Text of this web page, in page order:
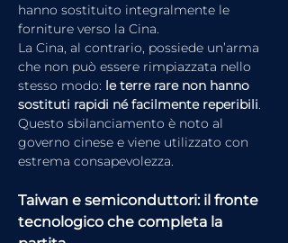
hanno sostituito integralmente le
forniture verso la Cina.
La Cina, al contrario, possiede un’arma
che non può essere rimpiazzata nello
stesso modo: le terre rare non hanno
sostituti rapidi né facilmente reperibili
Questo sbilanciamento è noto al
governo cinese e viene utilizzato con
estrema consapevolezza.
Taiwan e semiconduttori: il fronte
tecnologico che completa la